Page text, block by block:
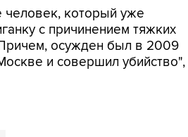
человек, который уже
с причинением тяжких
осужден был в 2009
и совершил убийство",